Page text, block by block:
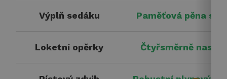
Výplň sedáku Paměťová pěna s
Loketní opěrky Čtyřsměrně